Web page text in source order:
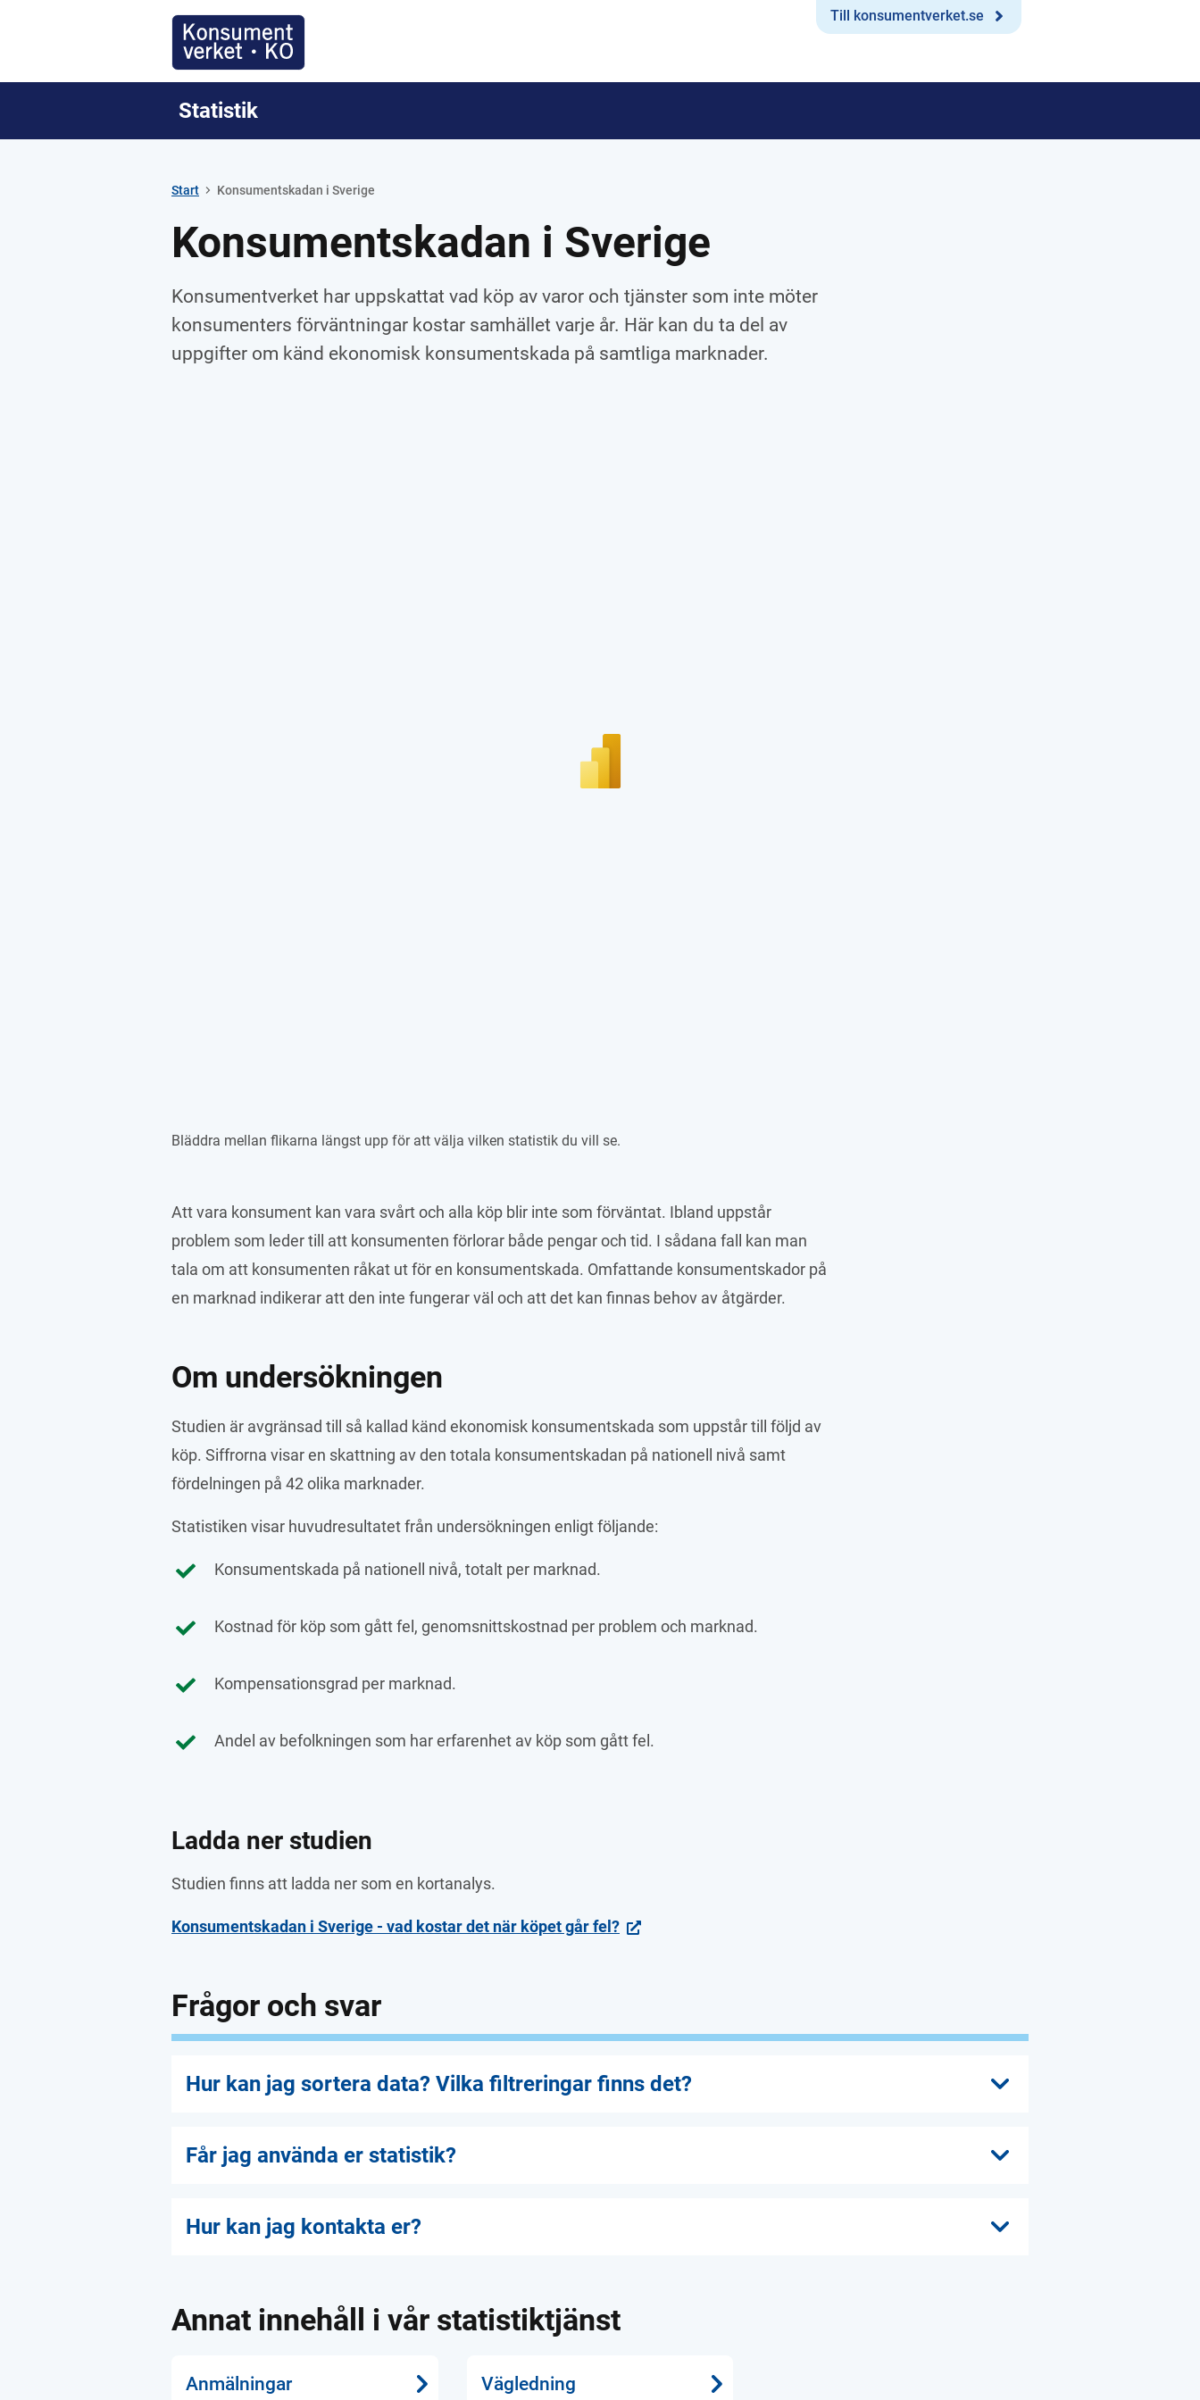
Statistik
Till konsumentverket.se
Start Konsumentskadan i Sverige
Konsumentskadan i Sverige
Konsumentverket har uppskattat vad köp av varor och tjänster som inte möter
konsumenters förväntningar kostar samhället varje år. Här kan du ta del av
uppgifter om känd ekonomisk konsumentskada på samtliga marknader.
Bläddra mellan flikarna längst upp för att välja vilken statistik du vill se.
Att vara konsument kan vara svårt och alla köp blir inte som förväntat. Ibland uppstår
problem som leder till att konsumenten förlorar både pengar och tid. I sådana fall kan man
tala om att konsumenten råkat ut för en konsumentskada. Omfattande konsumentskador på
en marknad indikerar att den inte fungerar väl och att det kan finnas behov av åtgärder.
Om undersökningen
Studien är avgränsad till så kallad känd ekonomisk konsumentskada som uppstår till följd av
köp. Siffrorna visar en skattning av den totala konsumentskadan på nationell nivå samt
fördelningen på 42 olika marknader.
Statistiken visar huvudresultatet från undersökningen enligt följande:
Konsumentskada på nationell nivå, totalt per marknad.
Kostnad för köp som gått fel, genomsnittskostnad per problem och marknad.
Kompensationsgrad per marknad.
Andel av befolkningen som har erfarenhet av köp som gått fel.
Ladda ner studien
Studien finns att ladda ner som en kortanalys.
Konsumentskadan i Sverige - vad kostar det när köpet går fel?
Frågor och svar
Hur kan jag sortera data? Vilka filtreringar finns det?
Får jag använda er statistik?
Hur kan jag kontakta er?
Annat innehåll i vår statistiktjänst
Anmälningar Vägledning